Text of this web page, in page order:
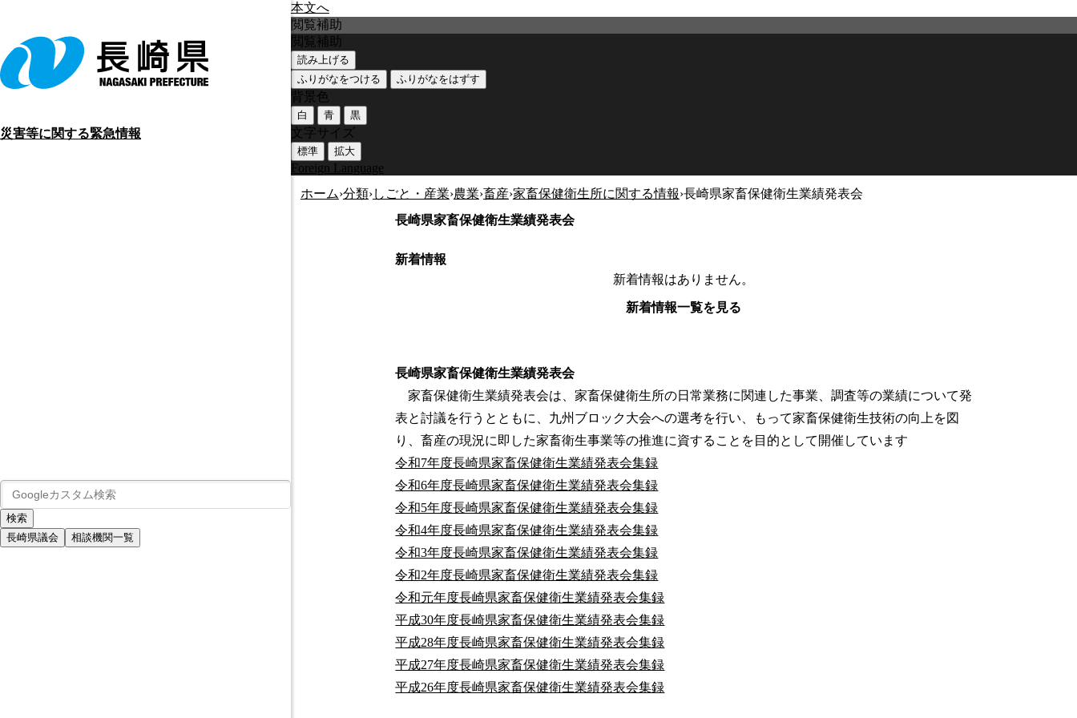
本文へ
災害等に関する緊急情報
長崎県議会 相談機関一覧
閲覧補助
閲覧補助
読み上げる
ふりがなをつける
ふりがなをはずす
背景色
白 青 黒
文字サイズ
標準 拡大
Foreign Language
ホーム›分類›しごと・産業›農業›畜産›家畜保健衛生所に関する情報›長崎県家畜保健衛生業績発表会
長崎県家畜保健衛生業績発表会
新着情報
新着情報はありません。
新着情報一覧を見る
長崎県家畜保健衛生業績発表会
家畜保健衛生業績発表会は、家畜保健衛生所の日常業務に関連した事業、調査等の業績について発
表と討議を行うとともに、九州ブロック大会への選考を行い、もって家畜保健衛生技術の向上を図
り、畜産の現況に即した家畜衛生事業等の推進に資することを目的として開催しています
令和7年度長崎県家畜保健衛生業績発表会集録
令和6年度長崎県家畜保健衛生業績発表会集録
令和5年度長崎県家畜保健衛生業績発表会集録
令和4年度長崎県家畜保健衛生業績発表会集録
令和3年度長崎県家畜保健衛生業績発表会集録
令和2年度長崎県家畜保健衛生業績発表会集録
令和元年度長崎県家畜保健衛生業績発表会集録
平成30年度長崎県家畜保健衛生業績発表会集録
平成28年度長崎県家畜保健衛生業績発表会集録
平成27年度長崎県家畜保健衛生業績発表会集録
平成26年度長崎県家畜保健衛生業績発表会集録